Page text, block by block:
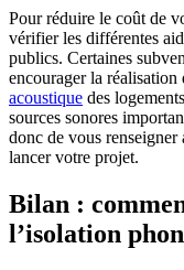
Pour réduire le coût de
vérifier les différentes
publics. Certaines
encourager la réalisation
acoustique des
sources sonores
donc de vous renseigner
lancer votre projet.
Bilan :
l’isolation